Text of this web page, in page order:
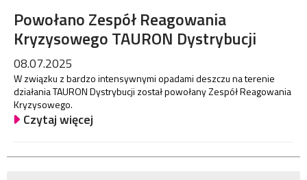
Powołano Zespół Reagowania
Kryzysowego TAURON Dystrybucji
08.07.2025
W związku z bardzo intensywnymi opadami deszczu na terenie
działania TAURON Dystrybucji został powołany Zespół Reagowania
Kryzysowego.
Czytaj więcej